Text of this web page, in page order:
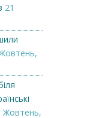
21
Жовтень,